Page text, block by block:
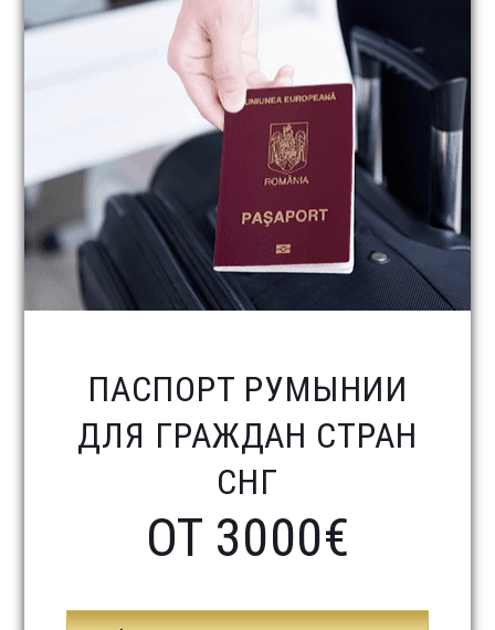
ПАСПОРТ РУМЫНИИ
ДЛЯ ГРАЖДАН СТРАН
СНГ
ОТ 3000€